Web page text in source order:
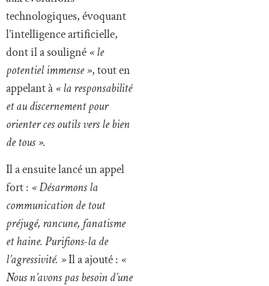
technologiques, évoquant
l’intelligence artificielle,
dont il a souligné« le
potentiel immense », tout en
appelant à« la responsabilité
et au discernement pour
orienter ces outils vers le bien
de tous ».
Il a ensuite lancé un appel
fort : « Désarmons la
communication de tout
préjugé, rancune, fanatisme
et haine. Purifions-la de
l’agressivité. »Il a ajouté : «
Nous n’avons pas besoin d’une